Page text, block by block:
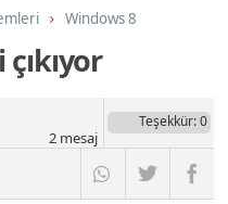
Windows 8
Teşekkür: 0
2mesaj